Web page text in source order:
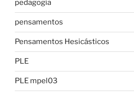
pedagogia
pensamentos
Pensamentos Hesicásticos
PLE
PLE mpel03